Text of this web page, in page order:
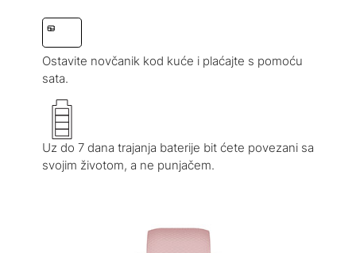
Ostavite novčanik kod kuće i plaćajte s pomoću
sata.
Uz do 7 dana trajanja baterije bit ćete povezani sa
svojim životom, a ne punjačem.